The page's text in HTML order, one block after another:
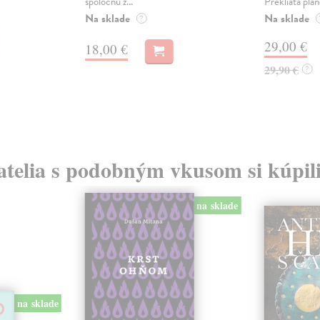
Na sklade ?
18,00 €
Na sklade
29,00 €
29,90 € ?
s podobným vkusom si
na sklade
na sklade